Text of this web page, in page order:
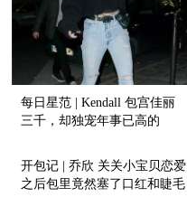
每日星范 | Kendall 包宫佳丽
三千，却独宠年事已高的
开包记 | 乔欣 关关小宝贝恋爱
之后包里竟然塞了口红和睫毛